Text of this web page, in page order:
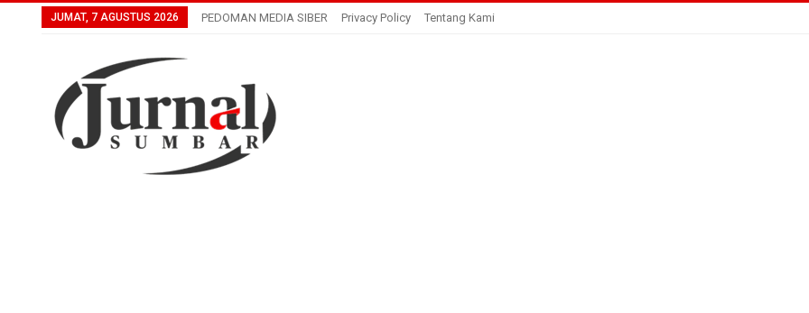
JUMAT, 7 AGUSTUS 2026 PEDOMAN MEDIA SIBER Privacy Policy Tentang Kami